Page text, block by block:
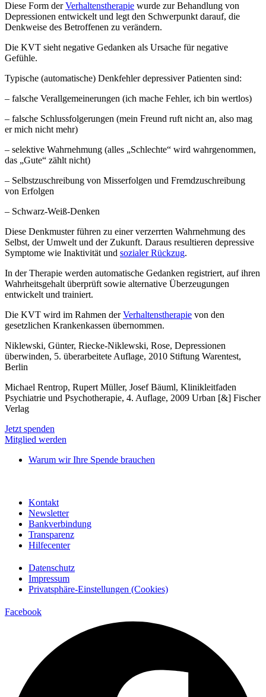
Diese Form derVerhaltenstherapie wurde zur Behandlung von
Depressionen entwickelt und legt den Schwerpunkt darauf, die
Denkweise des Betroffenen zu verändern.
Die KVT sieht negative Gedanken als Ursache für negative
Gefühle.
Typische (automatische) Denkfehler depressiver Patienten sind:
– falsche Verallgemeinerungen (ich mache Fehler, ich bin wertlos)
– falsche Schlussfolgerungen (mein Freund ruft nicht an, also mag
er mich nicht mehr)
– selektive Wahrnehmung (alles „Schlechte“ wird wahrgenommen,
das „Gute“ zählt nicht)
– Selbstzuschreibung von Misserfolgen und Fremdzuschreibung
von Erfolgen
– Schwarz-Weiß-Denken
Diese Denkmuster führen zu einer verzerrten Wahrnehmung des
Selbst, der Umwelt und der Zukunft. Daraus resultieren depressive
Symptome wie Inaktivität und sozialer Rückzug.
In der Therapie werden automatische Gedanken registriert, auf ihren
Wahrheitsgehalt überprüft sowie alternative Überzeugungen
entwickelt und trainiert.
Die KVT wird im Rahmen derVerhaltenstherapie von den
gesetzlichen Krankenkassen übernommen.
Niklewski, Günter, Riecke-Niklewski, Rose, Depressionen
überwinden, 5. überarbeitete Auflage, 2010 Stiftung Warentest,
Berlin
Michael Rentrop, Rupert Müller, Josef Bäuml, Klinikleitfaden
Psychiatrie und Psychotherapie, 4. Auflage, 2009 Urban [&] Fischer
Verlag
Jetzt spenden
Mitglied werden
Warum wir Ihre Spende brauchen
Kontakt
Newsletter
Bankverbindung
Transparenz
Hilfecenter
Datenschutz
Impressum
Privatsphäre-Einstellungen (Cookies)
Facebook